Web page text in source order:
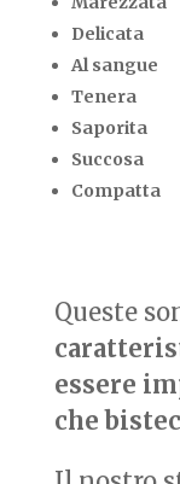
Delicata
Al sangue
Tenera
Saporita
Succosa
Compatta
Queste
essere
che